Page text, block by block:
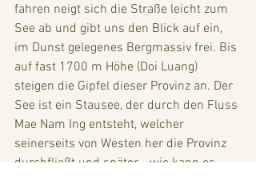
fahren neigt sich die Straße leicht zum
See ab und gibt uns den Blick auf ein,
im Dunst gelegenes Bergmassiv frei. Bis
auf fast 1700 m Höhe (Doi Luang)
steigen die Gipfel dieser Provinz an. Der
See ist ein Stausee, der durch den Fluss
Mae Nam Ing entsteht, welcher
seinerseits von Westen her die Provinz
durchfließt und später - wie kann es